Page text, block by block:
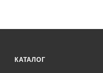
КАТАЛОГ